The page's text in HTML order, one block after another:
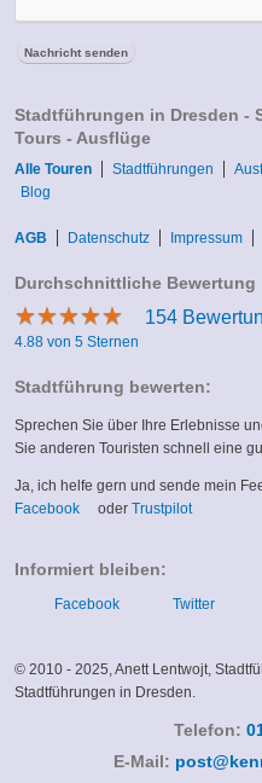
Stadtführungen in Dresden -
Tours - Ausflüge
Alle Touren Stadtführungen
Blog
AGB Datenschutz Impressum
Durchschnittliche Bewertung
★★★★★
★★★★★ 154
4.88 von 5 Sternen
Stadtführung bewerten:
Sprechen Sie über Ihre Erlebnisse
Sie anderen Touristen schnell eine
Ja, ich helfe gern und sende mein
Facebook(linkoder Trustpilot(link
Informiert bleiben:
Facebook Twitter
© 2010 - 2025, Anett Lentwojt,
Stadtführungen in Dresden.
Telefon:
E-Mail: